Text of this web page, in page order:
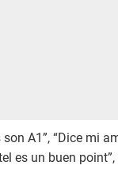
A1”, “Dice mi
es un buen